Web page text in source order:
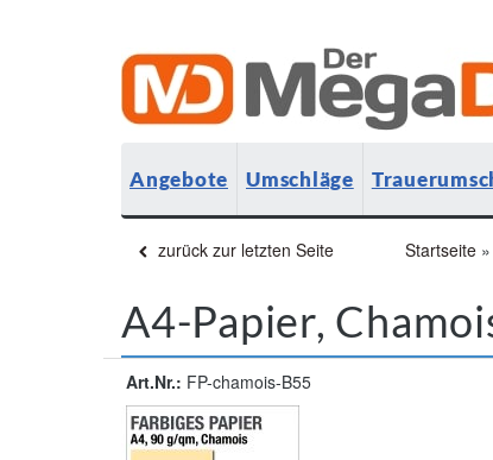
Angebote Umschläge
zurück zur letzten Seite Startseite »
A4-Papier,
Art.Nr.: FP-chamois-B55